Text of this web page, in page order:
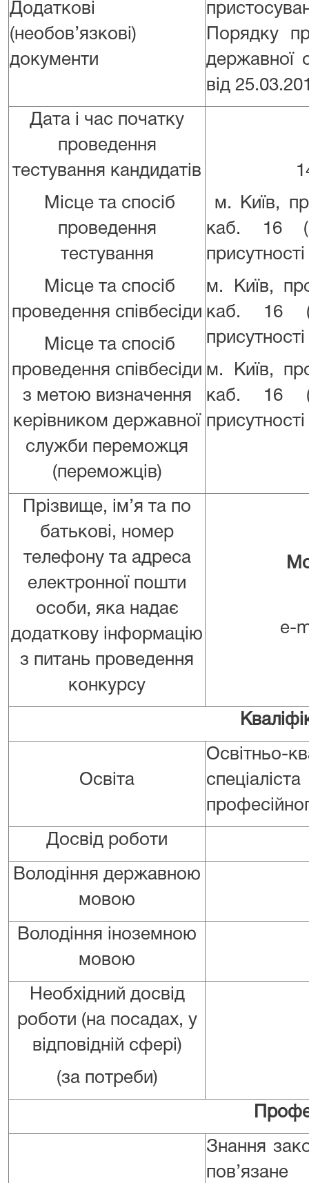
Додаткові
(необов’язкові)
документи
Порядку
державної
від
Дата і час початку
проведення
тестування кандидатів
Місце та спосіб
проведення
тестування
Місце та спосіб
проведення співбесіди
Місце та спосіб
проведення співбесіди
з метою визначення
керівником державної
служби переможця
(переможців)
м. Київ,
каб. 16
м. Київ,
каб. 16
м. Київ,
каб. 16
Прізвище, ім’я та по
батькові, номер
телефону та адреса
електронної пошти
особи, яка надає
додаткову інформацію
з питань проведення
конкурсу
e-
Освіта
Освітньо-
Досвід роботи
Володіння державною
мовою
Володіння іноземною
мовою
Необхідний досвід
роботи (на посадах, у
відповідній сфері)
(за потреби)
Знання